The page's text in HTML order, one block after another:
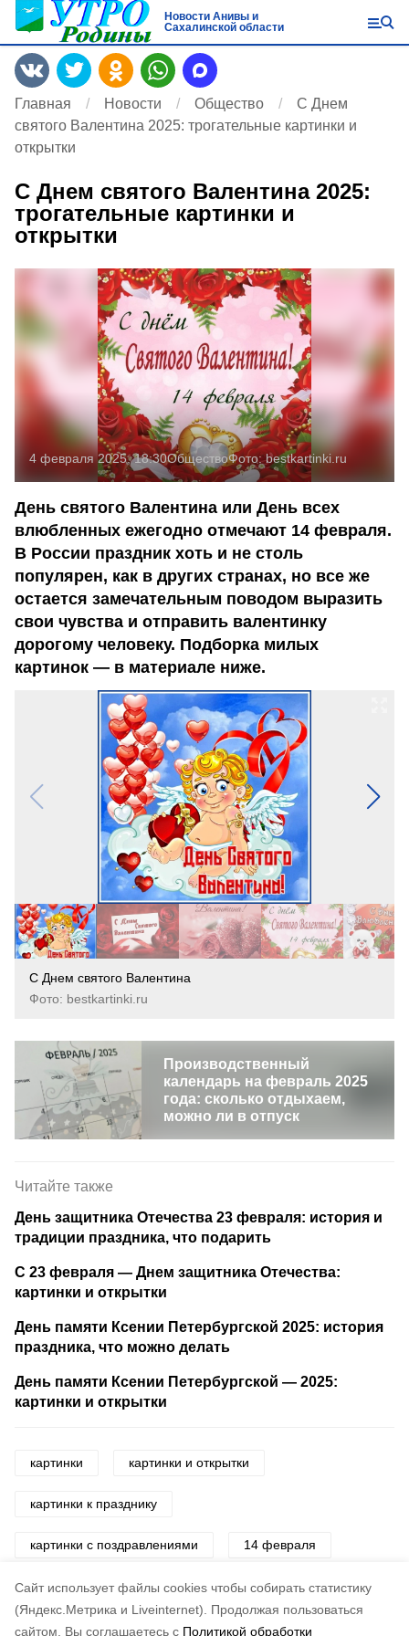
Cайт использует файлы cookies чтобы собирать статистику
(Яндекс.Метрика и Liveinternet).
Продолжая пользоваться
сайтом, Вы соглашаетесь с Политикой обработки
Новости Анивы и
Сахалинской области
Главная Новости Общество
С Днем
святого Валентина 2025: трогательные картинки и
открытки
С Днем святого Валентина 2025:
трогательные картинки и
открытки
4 февраля 2025, 18:30ОбществоФото:bestkartinki.ru
День святого Валентина или День всех
влюбленных ежегодно отмечают 14 февраля.
В России праздник хоть и не столь
популярен, как в других странах, но все же
остается замечательным поводом выразить
свои чувства и отправить валентинку
дорогому человеку. Подборка милых
картинок — в материале ниже.
С Днем святого Валентина
Фото: bestkartinki.ru
Производственный
календарь на февраль 2025
года: сколько отдыхаем,
можно ли в отпуск
Читайте также
День защитника Отечества 23 февраля: история и
традиции праздника, что подарить
С 23 февраля — Днем защитника Отечества:
картинки и открытки
День памяти Ксении Петербургской 2025: история
праздника, что можно делать
День памяти Ксении Петербургской — 2025:
картинки и открытки
картинки картинки и открытки
картинки к празднику
картинки с поздравлениями 14 февраля
день святого валентина